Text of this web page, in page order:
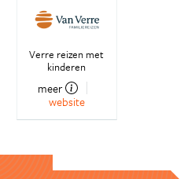
Verre reizen met
kinderen
meer
website